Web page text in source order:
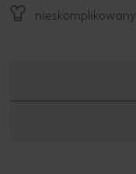
nieskomplikowany